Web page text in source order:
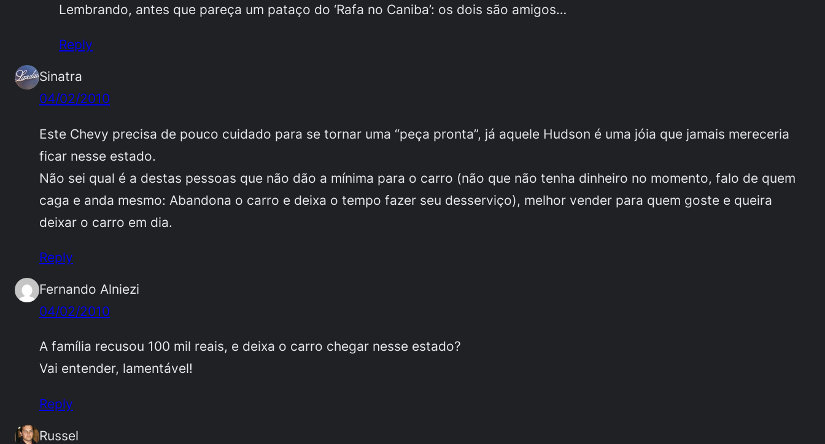
Lembrando, antes que pareça um pataço do ‘Rafa no Caniba’: os dois são amigos…
Reply
Sinatra
04/02/2010
Este Chevy precisa de pouco cuidado para se tornar uma “peça pronta”, já aquele Hudson é uma jóia que jamais mereceria
ficar nesse estado.
Não sei qual é a destas pessoas que não dão a mínima para o carro (não que não tenha dinheiro no momento, falo de quem
caga e anda mesmo: Abandona o carro e deixa o tempo fazer seu desserviço), melhor vender para quem goste e queira
deixar o carro em dia.
Reply
Fernando Alniezi
04/02/2010
A família recusou 100 mil reais, e deixa o carro chegar nesse estado?
Vai entender, lamentável!
Reply
Russel